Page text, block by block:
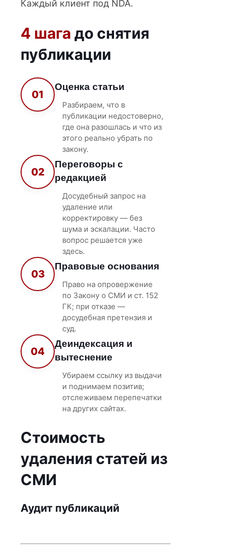
Каждый клиент под NDA.
4 шага до снятия
публикации
01
Оценка статьи
Разбираем, что в
публикации недостоверно,
где она разошлась и что из
этого реально убрать по
закону.
02
Переговоры с
редакцией
Досудебный запрос на
удаление или
корректировку — без
шума и эскалации. Часто
вопрос решается уже
здесь.
03
Правовые основания
Право на опровержение
по Закону о СМИ и ст. 152
ГК; при отказе —
досудебная претензия и
суд.
04
Деиндексация и
вытеснение
Убираем ссылку из выдачи
и поднимаем позитив;
отслеживаем перепечатки
на других сайтах.
Стоимость
удаления статей из
СМИ
Аудит публикаций